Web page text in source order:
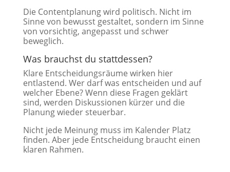
Die Contentplanung wird politisch. Nicht im
Sinne von bewusst gestaltet, sondern im Sinne
von vorsichtig, angepasst und schwer
beweglich.
Was brauchst du stattdessen?
Klare Entscheidungsräume wirken hier
entlastend. Wer darf was entscheiden und auf
welcher Ebene? Wenn diese Fragen geklärt
sind, werden Diskussionen kürzer und die
Planung wieder steuerbar.
Nicht jede Meinung muss im Kalender Platz
finden. Aber jede Entscheidung braucht einen
klaren Rahmen.